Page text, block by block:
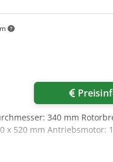
340 mm
x 520 mm Antriebsmotor: